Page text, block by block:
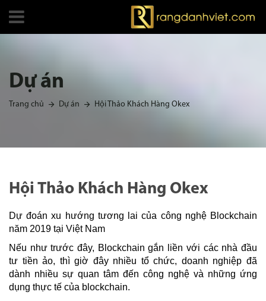
Dự án
Trang chủ Dự án Hội Thảo Khách Hàng Okex
Hội Thảo Khách Hàng Okex
Dự đoán xu hướng tương lai của công nghệ Blockchain
năm 2019 tại Việt Nam
Nếu như trước đây, Blockchain gắn liền với các nhà đầu
tư tiền ảo, thì giờ đây nhiều tổ chức, doanh nghiệp đã
dành nhiều sự quan tâm đến công nghệ và những ứng
dụng thực tế của blockchain.